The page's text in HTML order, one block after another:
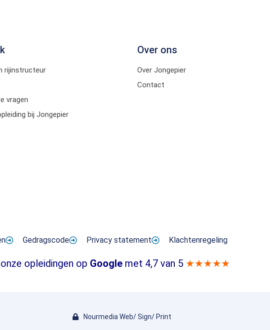
rijinstructeur
vragen
bij Jongepier
Over ons
Over Jongepier
Contact
Gedragscode Privacy statement Klachtenregeling
opleidingen op Googlemet 4,7 van 5 ★★★★★
Nourmedia Web/ Sign/ Print